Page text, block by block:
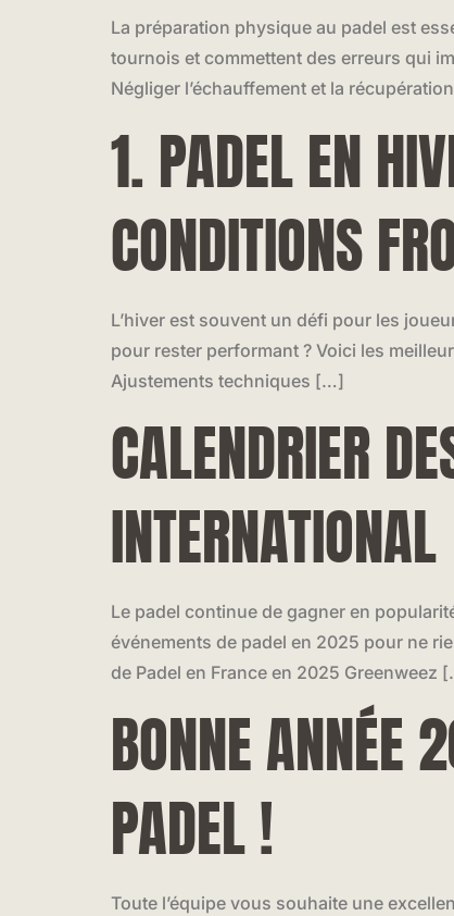
La préparation physique au padel est
tournois et commettent des erreurs qui
Négliger l’échauffement et la
1. PADEL EN
CONDITIONS
L’hiver est souvent un défi pour les
pour rester performant ? Voici les
Ajustements techniques […]
CALENDRIER
INTERNATIONAL
Le padel continue de gagner en
événements de padel en 2025 pour ne
de Padel en France en 2025 Greenweez
BONNE ANNÉE
PADEL !
Toute l’équipe vous souhaite une